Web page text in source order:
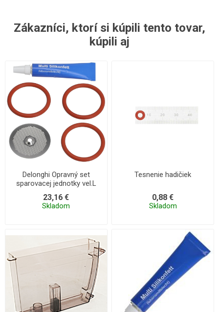
Zákazníci, ktorí si kúpili tento tovar,
kúpili aj
Delonghi Opravný set
sparovacej jednotky vel.L
23,16 €
Skladom
Tesnenie hadičiek
0,88 €
Skladom